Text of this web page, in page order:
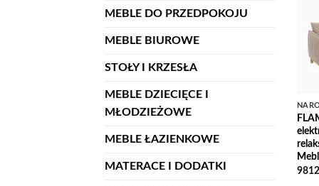
MEBLE DO PRZEDPOKOJU
MEBLE BIUROWE
STOŁY I KRZESŁA
MEBLE DZIECIĘCE I
MŁODZIEŻOWE
MEBLE ŁAZIENKOWE
MATERACE I DODATKI